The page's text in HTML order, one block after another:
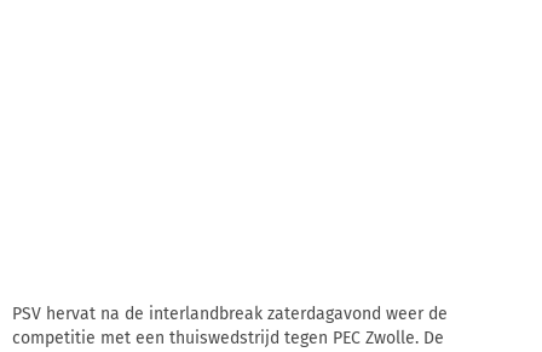
PSV hervat na de interlandbreak zaterdagavond weer de
competitie met een thuiswedstrijd tegen PEC Zwolle. De